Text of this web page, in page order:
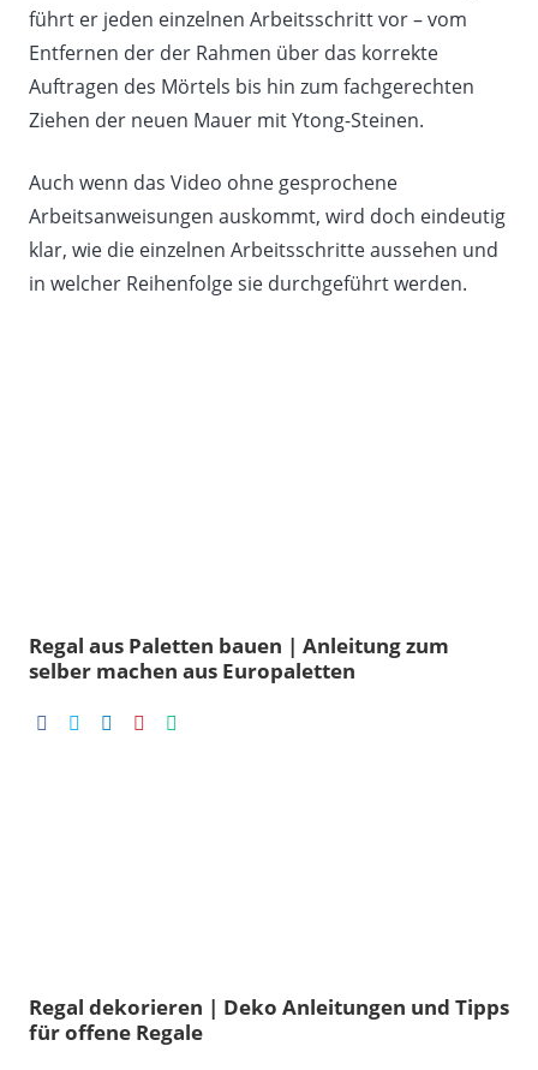
führt er jeden einzelnen Arbeitsschritt vor – vom
Entfernen der der Rahmen über das korrekte
Auftragen des Mörtels bis hin zum fachgerechten
Ziehen der neuen Mauer mit Ytong-Steinen.
Auch wenn das Video ohne gesprochene
Arbeitsanweisungen auskommt, wird doch eindeutig
klar, wie die einzelnen Arbeitsschritte aussehen und
in welcher Reihenfolge sie durchgeführt werden.
Regal aus Paletten bauen | Anleitung zum
selber machen aus Europaletten
Regal dekorieren | Deko Anleitungen und Tipps
für offene Regale